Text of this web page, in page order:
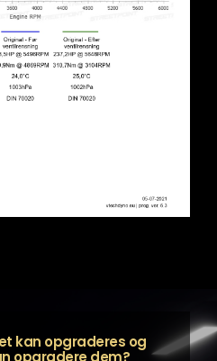
kan opgraderes og
opgradere dem?